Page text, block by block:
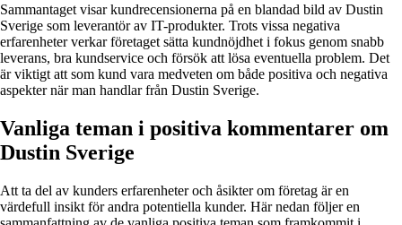
Sammantaget visar kundrecensionerna på en blandad bild av Dustin
Sverige som leverantör av IT-produkter. Trots vissa negativa
erfarenheter verkar företaget sätta kundnöjdhet i fokus genom snabb
leverans, bra kundservice och försök att lösa eventuella problem. Det
är viktigt att som kund vara medveten om både positiva och negativa
aspekter när man handlar från Dustin Sverige.
Vanliga teman i positiva kommentarer om
Dustin Sverige
Att ta del av kunders erfarenheter och åsikter om företag är en
värdefull insikt för andra potentiella kunder. Här nedan följer en